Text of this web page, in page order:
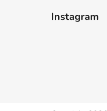
Instagram